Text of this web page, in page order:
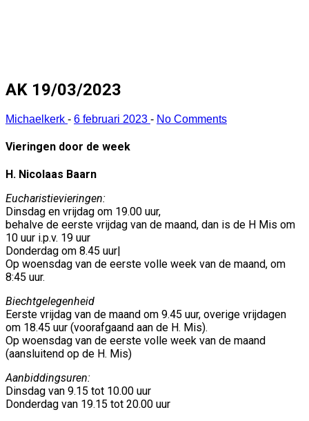
AK 19/03/2023
Michaelkerk - 6 februari 2023 - No Comments
Vieringen door de week
H. Nicolaas Baarn
Eucharistievieringen:
Dinsdag en vrijdag om 19.00 uur,
behalve de eerste vrijdag van de maand, dan is de H Mis om
10 uur i.p.v. 19 uur
Donderdag om 8.45 uur|
Op woensdag van de eerste volle week van de maand, om
8:45 uur.
Biechtgelegenheid
Eerste vrijdag van de maand om 9.45 uur, overige vrijdagen
om 18.45 uur (voorafgaand aan de H. Mis).
Op woensdag van de eerste volle week van de maand
(aansluitend op de H. Mis)
Aanbiddingsuren:
Dinsdag van 9.15 tot 10.00 uur
Donderdag van 19.15 tot 20.00 uur